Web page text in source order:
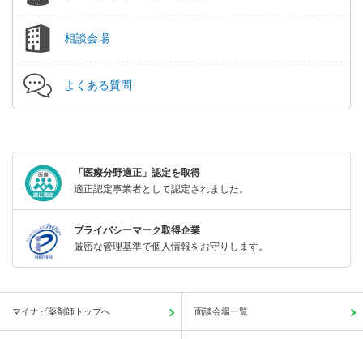
相談会場
よくある質問
「医療分野適正」認定を取得
適正認定事業者として認定されました。
プライバシーマーク取得企業
厳密な管理基準で個人情報をお守りします。
マイナビ薬剤師トップへ 面談会場一覧